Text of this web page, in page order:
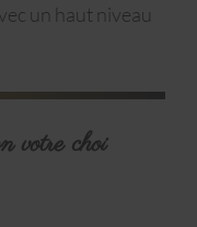
un haut niveau
votre choi